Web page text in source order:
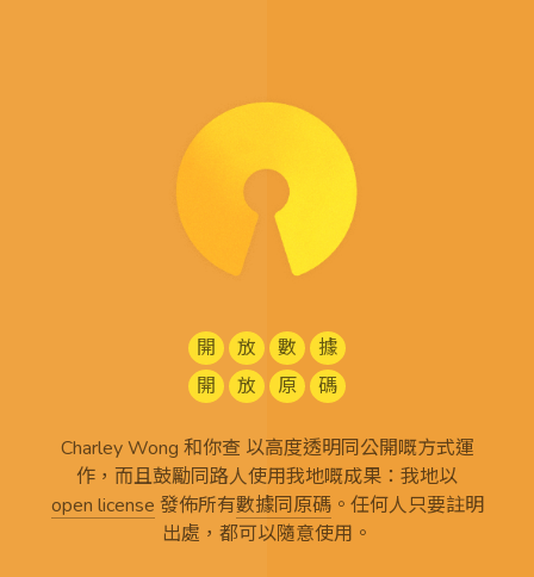
開 放 數
據
開
放 原 碼
Charley Wong 和你查 以高度透明同公開嘅方式運
作，而且鼓勵同路人使用我地嘅成果：我地以
open license 發佈所有數據同原碼。任何人只要註明
出處，都可以隨意使用。